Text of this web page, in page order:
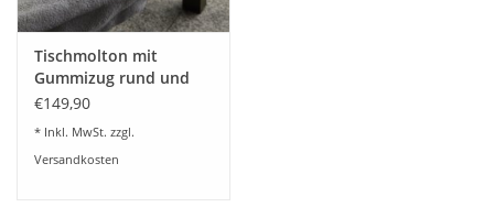
Mode & Accessoires
Edles aus Cashmere
Tisch & Küche
Tischmolton mit
Gummizug rund und
oval
€149,90
* Inkl. MwSt. zzgl.
Versandkosten